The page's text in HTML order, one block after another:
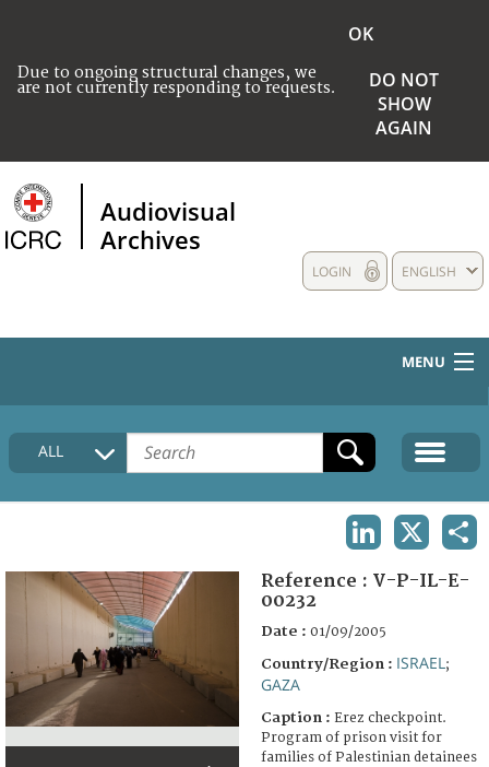
Due to ongoing structural changes, we
are not currently responding to requests.
OK
DO NOT
SHOW
AGAIN
Audiovisual
Archives
ENGLISH
LOGIN
MENU
HOME
COLLECTIONS DESCRIPTION
FAQ
ALL
Reference : V-P-IL-E-
00232
Date : 01/09/2005
Country/Region : ISRAEL ;
GAZA
Caption : Erez checkpoint.
Program of prison visit for
families of Palestinian detainees